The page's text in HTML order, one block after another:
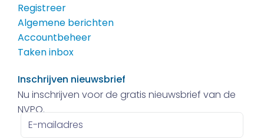
Registreer
Algemene berichten
Accountbeheer
Taken inbox
Inschrijven nieuwsbrief
Nu inschrijven voor de gratis nieuwsbrief van de
NVPO.
E-
mailadres